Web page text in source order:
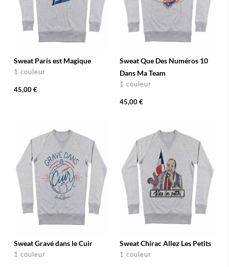
Sweat Paris est Magique
1 couleur
45,00 €
Sweat Que Des Numéros 10
Dans Ma Team
1 couleur
45,00 €
Sweat Gravé dans le Cuir
1 couleur
Sweat Chirac Allez Les Petits
1 couleur